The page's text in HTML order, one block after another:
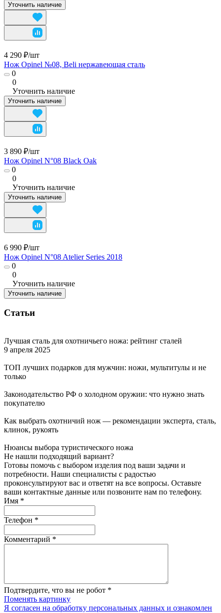
Уточнить наличие
4 290 ₽/шт
Нож Opinel №08, Beli нержавеющая сталь
0
0
Уточнить наличие
Уточнить наличие
3 890 ₽/шт
Нож Opinel N°08 Black Oak
0
0
Уточнить наличие
Уточнить наличие
6 990 ₽/шт
Нож Opinel N°08 Atelier Series 2018
0
0
Уточнить наличие
Уточнить наличие
Статьи
Лучшая сталь для охотничьего ножа: рейтинг сталей
9 апреля 2025
ТОП лучших подарков для мужчин: ножи, мультитулы и не
только
Законодательство РФ о холодном оружии: что нужно знать
покупателю
Как выбрать охотничий нож — рекомендации эксперта, сталь,
клинок, рукоять
Нюансы выбора туристического ножа
Не нашли подходящий вариант?
Готовы помочь с выбором изделия под ваши задачи и
потребности. Наши специалисты с радостью
проконсультируют вас и ответят на все вопросы. Оставьте
ваши контактные данные или позвоните нам по телефону.
Имя *
Телефон *
Комментарий *
Подтвердите, что вы не робот *
Поменять картинку
Я согласен на обработку персональных данных и ознакомлен